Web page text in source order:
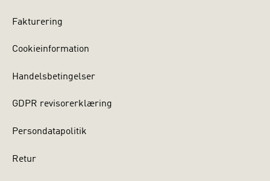
Fakturering
Cookieinformation
Handelsbetingelser
GDPR revisorerklæring
Persondatapolitik
Retur